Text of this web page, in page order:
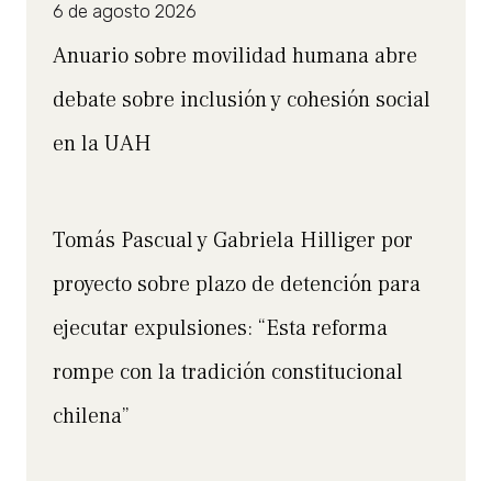
6 de agosto 2026
Anuario sobre movilidad humana abre
debate sobre inclusión y cohesión social
en la UAH
Tomás Pascual y Gabriela Hilliger por
proyecto sobre plazo de detención para
ejecutar expulsiones: “Esta reforma
rompe con la tradición constitucional
chilena”